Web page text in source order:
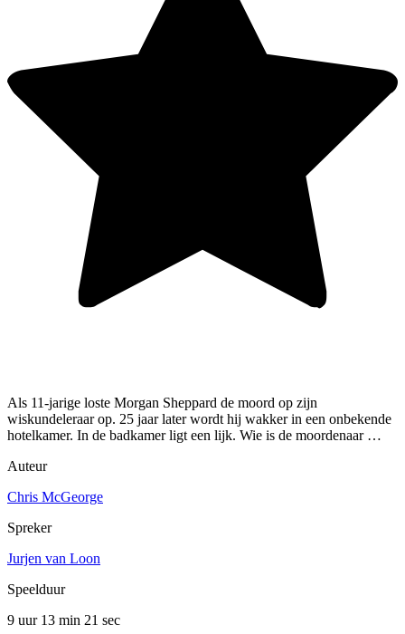
Als 11-jarige loste Morgan Sheppard de moord op zijn
wiskundeleraar op. 25 jaar later wordt hij wakker in een onbekende
hotelkamer. In de badkamer ligt een lijk. Wie is de moordenaar …
Auteur
Chris McGeorge
Spreker
Jurjen van Loon
Speelduur
9 uur 13 min 21 sec